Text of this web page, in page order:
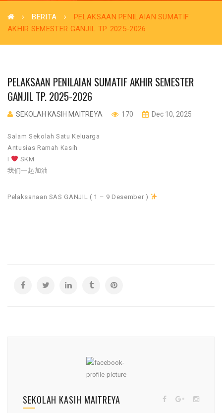
BERITA
PELAKSAAN PENILAIAN SUMATIF
AKHIR SEMESTER GANJIL TP. 2025-2026
PELAKSAAN PENILAIAN SUMATIF AKHIR SEMESTER
GANJIL TP. 2025-2026
SEKOLAH KASIH MAITREYA 170 Dec 10, 2025
Salam Sekolah Satu Keluarga
Antusias Ramah Kasih
I
SKM
我们一起加油
Pelaksanaan SAS GANJIL ( 1 – 9 Desember )
SEKOLAH KASIH MAITREYA